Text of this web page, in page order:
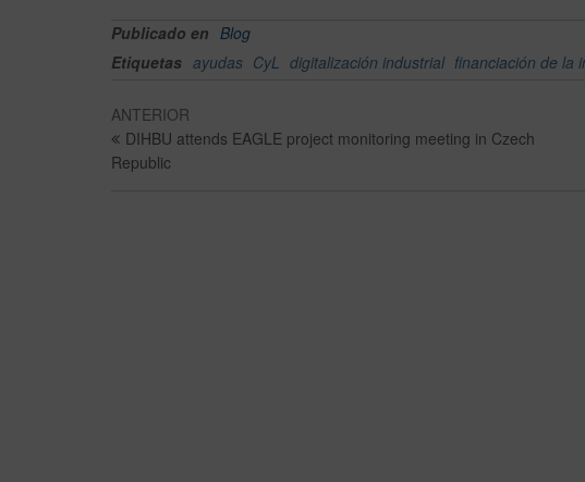
Publicado en Blog
Etiquetas ayudas CyL digitalización industrial financiación de la
ANTERIOR
DIHBU attends EAGLE project monitoring meeting in Czech
Republic